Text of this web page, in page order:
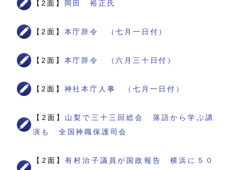
【2面】 岡田 裕正氏
【2面】 本庁辞令 （七月一日付）
【2面】 本庁辞令 （六月三十日付）
【2面】 神社本庁人事 （七月一日付）
【2面】 山梨で三十三回総会 落語から学ぶ講
演も 全国神職保護司会
【2面】有村治子議員が国政報告 横浜に５０